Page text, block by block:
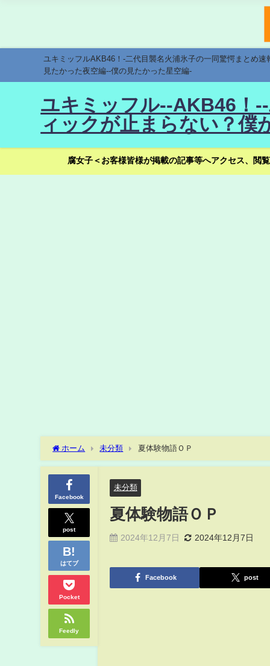
ユキミッフルAKB46！-二代目襲名火浦氷子の一同驚愕まとめ
見たかった夜空編--僕の見たかった星空編-
ユキミッフル--AKB46！
ィックが止まらない？僕
腐女子＜お客様皆様が掲載の記事等へアクセス、閲
ホーム 未分類 夏体験物語ＯＰ
Facebook
post
はてブ
Pocket
Feedly
未分類
夏体験物語ＯＰ
2024年12月7日 2024年12月7日
Facebook post